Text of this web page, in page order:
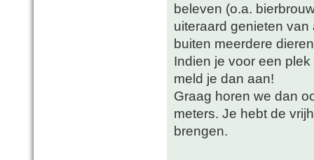
beleven (o.a.
uiteraard genieten
buiten meerdere
Indien je voor een
meld je dan aan!
Graag horen we dan
meters. Je hebt de
brengen.